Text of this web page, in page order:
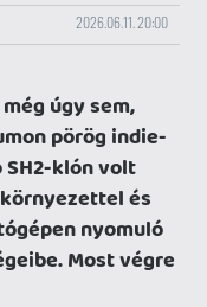
2026.06.11. 20:00
úgy sem,
pörög indie-
klón volt
és
nyomuló
Most végre